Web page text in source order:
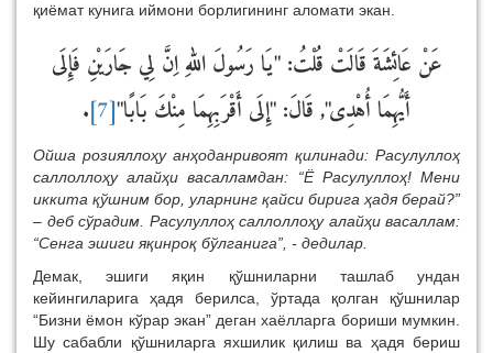
қиёмат кунига иймони борлигининг аломати экан.
عَنْ عَائِشَةَ قَالَتْ قُلْتُ: "يَا رَسُولَ اللهِ اِنَّ لِي جَارَيْنِ فَإِلَى
أَيُّهِمَا أُهْدِى", قَالَ: "إِلَى أَقْرَبِهِمَا مِنْكَ بَابًا"[7]
.
Ойша розияллоҳу анҳоданривоят қилинади: Расулуллоҳ
саллоллоҳу алайҳи васалламдан: “Ё Расулуллоҳ! Мени
иккита қўшним бор, уларнинг қайси бирига ҳадя берай?”
– деб сўрадим. Расулуллоҳ саллоллоҳу алайҳи васаллам:
“Сенга эшиги яқинроқ бўлганига”, - дедилар.
Демак, эшиги яқин қўшниларни ташлаб ундан
кейингиларига ҳадя берилса, ўртада қолган қўшнилар
“Бизни ёмон кўрар экан” деган хаёлларга бориши мумкин.
Шу сабабли қўшниларга яхшилик қилиш ва ҳадя бериш